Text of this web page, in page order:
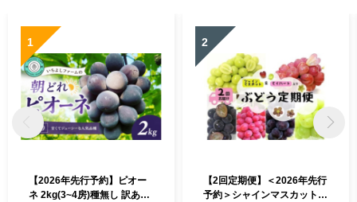
1
【2026年先行予約】ピオー
ネ 2kg(3~4房)種無し 訳あり
2
【2回定期便】＜2026年先行
予約＞シャインマスカット＆